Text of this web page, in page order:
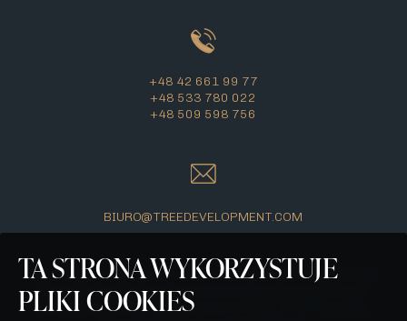
+48 42 661 99 77
+48 533 780 022
+48 509 598 756
BIURO@TREEDEVELOPMENT.COM
Wszelkie prezentowane na stronie materiały mają jedynie
charakter poglądowy i stanowią jedynie zaproszenie do
zawarcia umowy, o której mowa w ART. 71 K.C. oraz nie
TA STRONA WYKORZYSTUJE
PLIKI COOKIES